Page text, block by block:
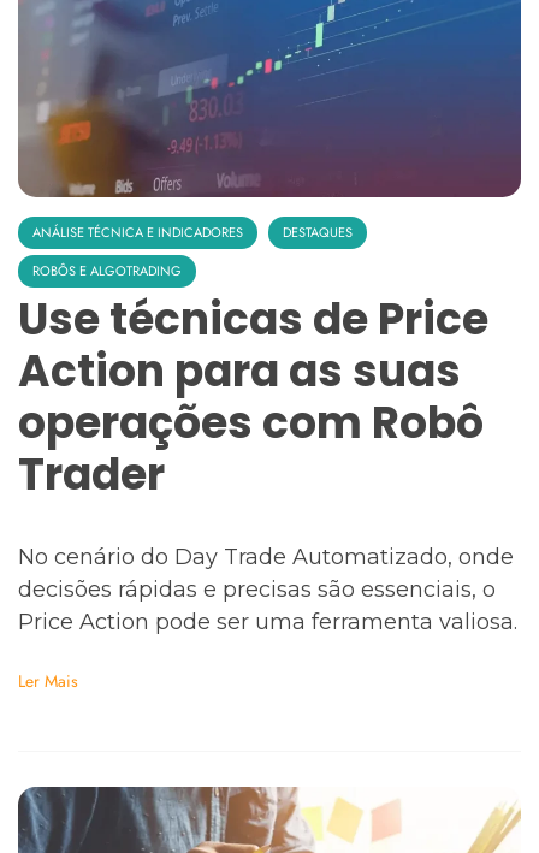
ANÁLISE TÉCNICA E INDICADORES
DESTAQUES
ROBÔS E ALGOTRADING
Use técnicas de Price
Action para as suas
operações com Robô
Trader
No cenário do Day Trade Automatizado, onde
decisões rápidas e precisas são essenciais, o
Price Action pode ser uma ferramenta valiosa.
Ler Mais